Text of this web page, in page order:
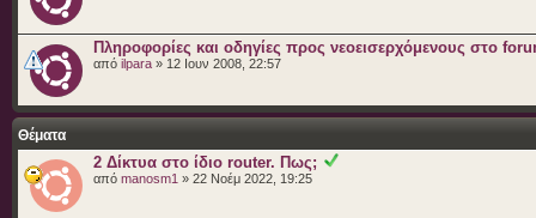
Πληροφορίες και οδηγίες προς νεοεισερχόμενους στο
από ilpara » 12 Ιουν 2008, 22:57
Θέματα
2 Δίκτυα στο ίδιο router. Πως;
από manosm1 » 22 Νοέμ 2022, 19:25